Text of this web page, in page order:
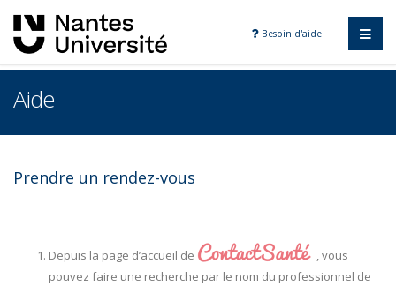
Besoin d'aide
Aide
Prendre un rendez-vous
Depuis la page d’accueil de
, vous
pouvez faire une recherche par le nom du professionnel de